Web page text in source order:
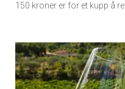
Ukens
vin
150 kroner er for et kupp å
Events
single